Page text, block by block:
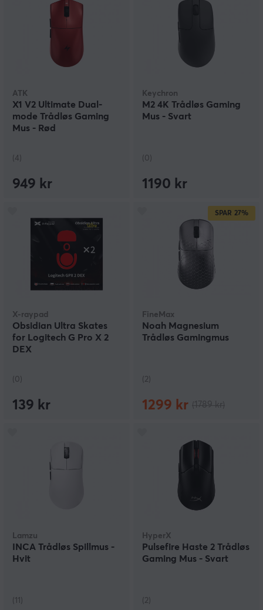
ATK
X1 V2 Ultimate Dual-
mode Trådløs Gaming
Mus - Rød
(4)
949 kr
Keychron
M2 4K Trådløs Gaming
Mus - Svart
(0)
1190 kr
X-raypad
Obsidian Ultra Skates
for Logitech G Pro X 2
DEX
(0)
139 kr
SPAR 27%
FineMax
Noah Magnesium
Trådløs Gamingmus
(2)
1299 kr
Lamzu
INCA Trådløs Spillmus -
Hvit
(11)
HyperX
Pulsefire Haste 2 Trådløs
Gaming Mus - Svart
(2)